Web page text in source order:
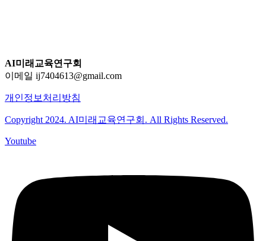
AI미래교육연구회
이메일 ij7404613@gmail.com
개인정보처리방침
Copyright 2024. AI미래교육연구회. All Rights Reserved.
Youtube